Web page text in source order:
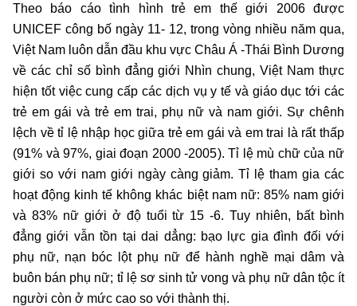
Theo báo cáo tình hình trẻ em thế giới 2006 được
UNICEF công bố ngày 11- 12, trong vòng nhiều năm qua,
Việt Nam luôn dẫn đầu khu vực Châu Á -Thái Bình Dương
về các chỉ số bình đẳng giới Nhìn chung, Việt Nam thực
hiện tốt việc cung cấp các dịch vụ y tế và giáo dục tới các
trẻ em gái và trẻ em trai, phụ nữ và nam giới. Sự chênh
lệch về tỉ lệ nhập học giữa trẻ em gái và em trai là rất thấp
(91% và 97%, giai đoạn 2000 -2005). Tỉ lệ mù chữ của nữ
giới so với nam giới ngày càng giảm. Tỉ lệ tham gia các
hoạt động kinh tế không khác biệt nam nữ: 85% nam giới
và 83% nữ giới ở độ tuổi từ 15 -6. Tuy nhiên, bất bình
đẳng giới vẫn tồn tại dai dẳng: bạo lực gia đình đối với
phụ nữ, nạn bóc lột phụ nữ để hành nghề mại dâm và
buôn bán phụ nữ; tỉ lệ sơ sinh tử vong và phụ nữ dân tộc ít
người còn ở mức cao so với thành thị.